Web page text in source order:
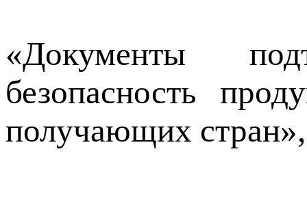
«Документы
безопасность
получающих